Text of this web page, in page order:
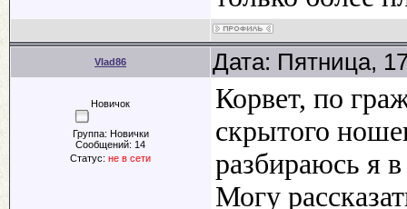
Vlad86 Дата: Пятница,
Новичок
Группа: Новички
Сообщений: 14
Статус: не в сети
Корвет, по
скрытого
разбираюсь я
Могу